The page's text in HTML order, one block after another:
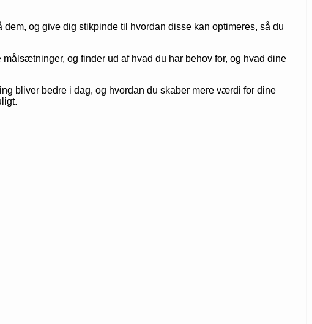
og give dig stikpinde til hvordan disse kan optimeres, så du
og finder ud af hvad du har behov for, og hvad dine
bliver bedre i dag, og hvordan du skaber mere værdi for dine